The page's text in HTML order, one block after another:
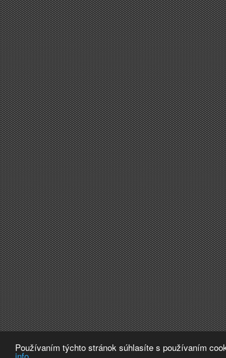
Používaním týchto stránok súhlasíte s používaním